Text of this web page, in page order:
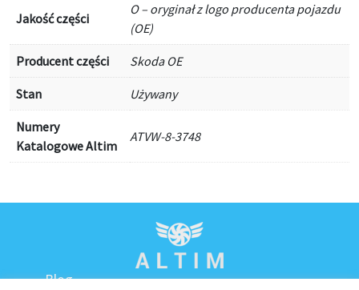
Jakość części
O – oryginał z logo producenta pojazdu
(OE)
Producent części Skoda OE
Stan Używany
Numery
Katalogowe Altim
ATVW-8-3748
Blog